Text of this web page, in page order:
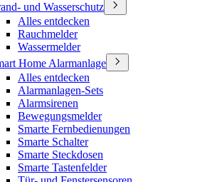
und Wasserschutz
Alles entdecken
Rauchmelder
Wassermelder
Home Alarmanlage
Alles entdecken
Alarmanlagen-Sets
Alarmsirenen
Bewegungsmelder
Smarte Fernbedienungen
Smarte Schalter
Smarte Steckdosen
Smarte Tastenfelder